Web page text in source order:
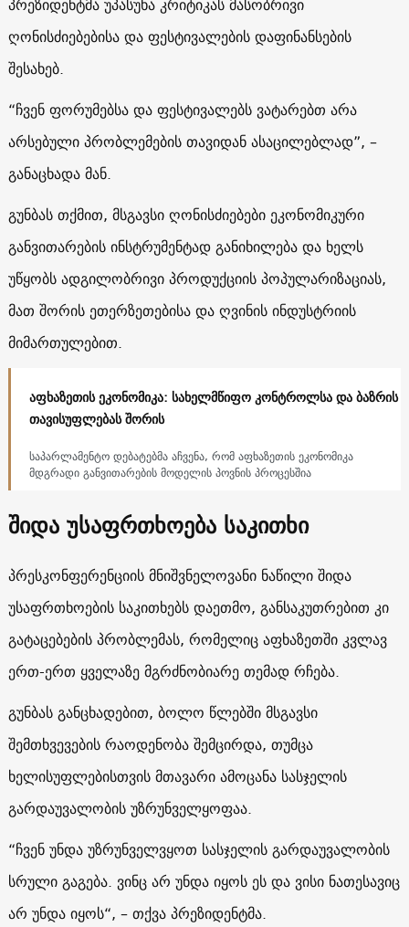
ღონისძიებებისა და ფესტივალების დაფინანსების
შესახებ.
“ჩვენ ფორუმებსა და ფესტივალებს ვატარებთ არა
არსებული პრობლემების თავიდან ასაცილებლად”, –
განაცხადა მან.
გუნბას თქმით, მსგავსი ღონისძიებები ეკონომიკური
განვითარების ინსტრუმენტად განიხილება და ხელს
უწყობს ადგილობრივი პროდუქციის პოპულარიზაციას,
მათ შორის ეთერზეთებისა და ღვინის ინდუსტრიის
მიმართულებით.
აფხაზეთის ეკონომიკა: სახელმწიფო კონტროლსა და ბაზრის
თავისუფლებას შორის
საპარლამენტო დებატებმა აჩვენა, რომ აფხაზეთის ეკონომიკა
მდგრადი განვითარების მოდელის პოვნის პროცესშია
შიდა უსაფრთხოება საკითხი
პრესკონფერენციის მნიშვნელოვანი ნაწილი შიდა
უსაფრთხოების საკითხებს დაეთმო, განსაკუთრებით კი
გატაცებების პრობლემას, რომელიც აფხაზეთში კვლავ
ერთ-ერთ ყველაზე მგრძნობიარე თემად რჩება.
გუნბას განცხადებით, ბოლო წლებში მსგავსი
შემთხვევების რაოდენობა შემცირდა, თუმცა
ხელისუფლებისთვის მთავარი ამოცანა სასჯელის
გარდაუვალობის უზრუნველყოფაა.
“ჩვენ უნდა უზრუნველვყოთ სასჯელის გარდაუვალობის
სრული გაგება. ვინც არ უნდა იყოს ეს და ვისი ნათესავიც
არ უნდა იყოს“, – თქვა პრეზიდენტმა.